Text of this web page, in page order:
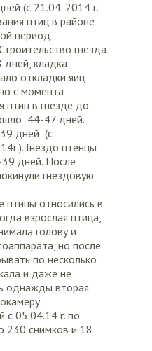
(с 21.04. 2014 г.
птиц в районе
период
гнезда
кладка
откладки яиц
с момента
птиц в гнезде до
44-47 дней.
дней (с
Гнездо птенцы
дней. После
гнездовую
относились в
взрослая птица,
голову и
но после
по несколько
и даже не
однажды вторая
с 05.04.14 г. по
230 снимков и 18